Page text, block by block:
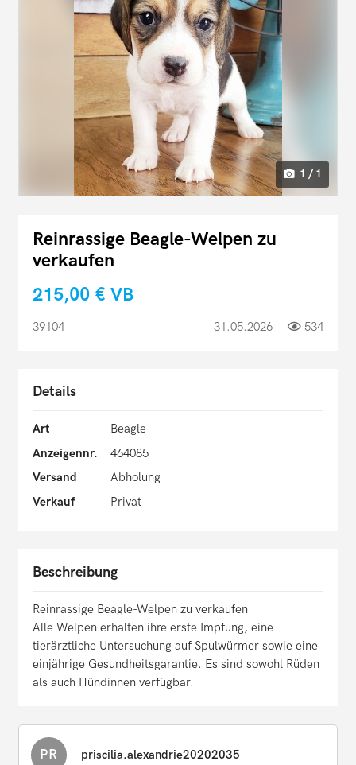
1 / 1
Reinrassige Beagle-Welpen zu
verkaufen
215,00 € VB
39104 31.05.2026 534
Details
Art
Beagle
Anzeigennr.
464085
Versand
Abholung
Verkauf
Privat
Beschreibung
Reinrassige Beagle-Welpen zu verkaufen
Alle Welpen erhalten ihre erste Impfung, eine
tierärztliche Untersuchung auf Spulwürmer sowie eine
einjährige Gesundheitsgarantie. Es sind sowohl Rüden
als auch Hündinnen verfügbar.
PR priscilia.alexandrie20202035